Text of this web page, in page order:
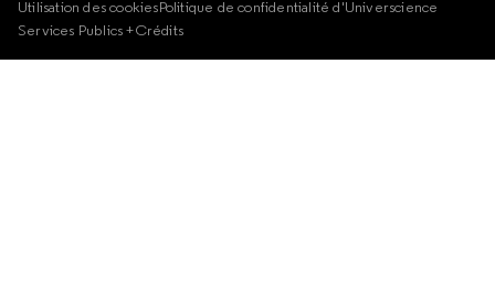
Utilisation des cookiesPolitique de confidentialité d'Universcience
Services Publics +Crédits